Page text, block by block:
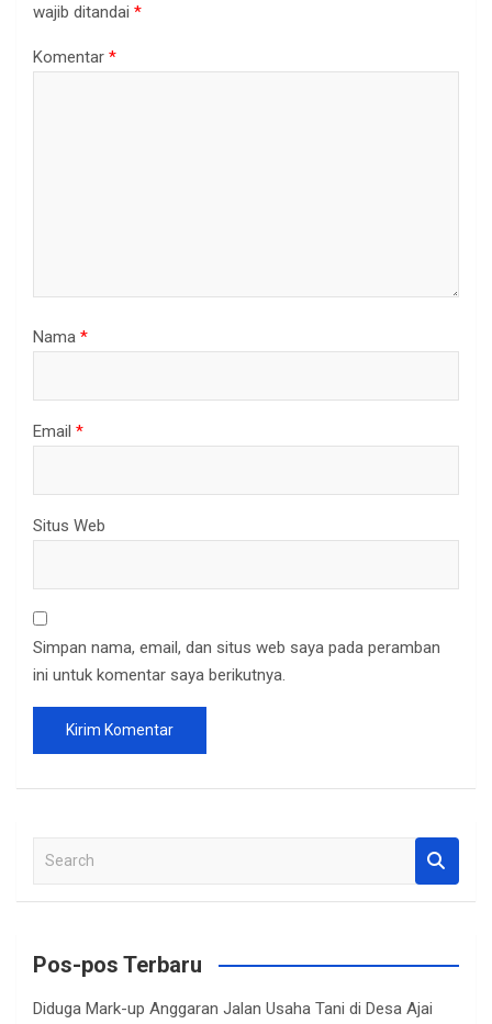
wajib ditandai *
Komentar *
Nama *
Email *
Situs Web
Simpan nama, email, dan situs web saya pada peramban
ini untuk komentar saya berikutnya.
a
c
Pos-pos Terbaru
Diduga Mark-up Anggaran Jalan Usaha Tani di Desa Ajai